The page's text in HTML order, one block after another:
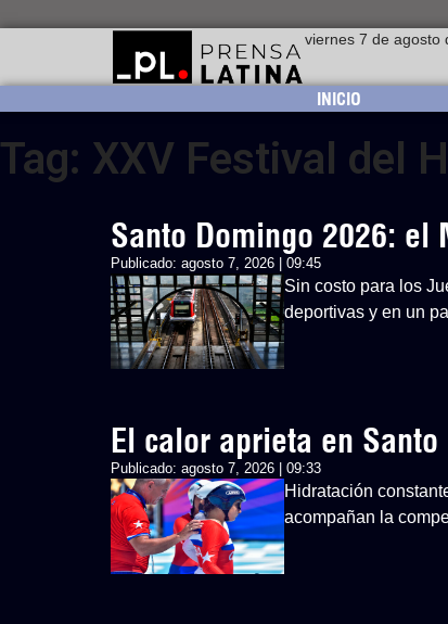
viernes 7 de agosto
INICIO
Tag: XXV Festival del
Santo Domingo 2026: el
Publicado: agosto 7, 2026 | 09:45
Sin costo para los
deportivas y en un
El calor aprieta en
Publicado: agosto 7, 2026 | 09:33
Hidratación
acompañan la